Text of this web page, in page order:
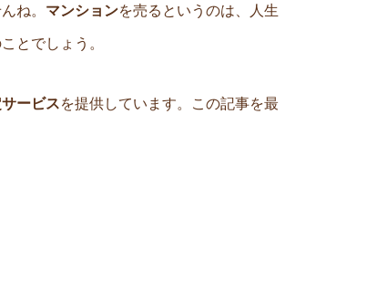
ね。 マンションを売るというのは、人生
とでしょう。
ービスを提供しています。この記事を最